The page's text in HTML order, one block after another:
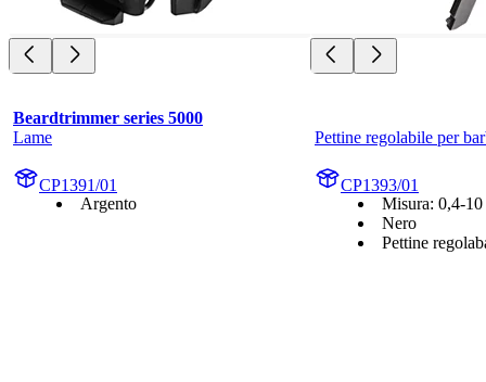
Beardtrimmer series 5000
Lame
CP1391/01
Argento
Pettine regolabile per
CP1393/01
Misura: 0,4-10
Nero
Pettine